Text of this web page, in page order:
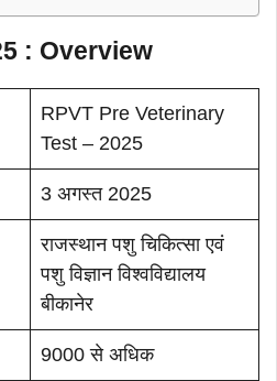
: Overview
RPVT Pre Veterinary
Test – 2025
3 अगस्त 2025
राजस्थान पशु चिकित्सा एवं
पशु विज्ञान विश्वविद्यालय
बीकानेर
9000 से अधिक